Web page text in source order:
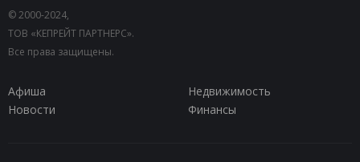
© 2000-2024,
ТОВ «КЕПРЕЙТ ПАРТНЕРС».
Все права защищены.
Афиша
Недвижимость
Новости
Финансы